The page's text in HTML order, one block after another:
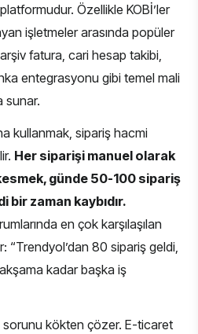
Özellikle KOBİ’ler
işletmeler arasında popüler
fatura, cari hesap takibi,
entegrasyonu gibi temel mali
sunar.
kullanmak, sipariş hacmi
Her siparişi manuel olarak
günde 50-100 sipariş
bir zaman kaybıdır.
en çok karşılaşılan
“Trendyol’dan 80 sipariş geldi,
kadar başka iş
kökten çözer. E-ticaret